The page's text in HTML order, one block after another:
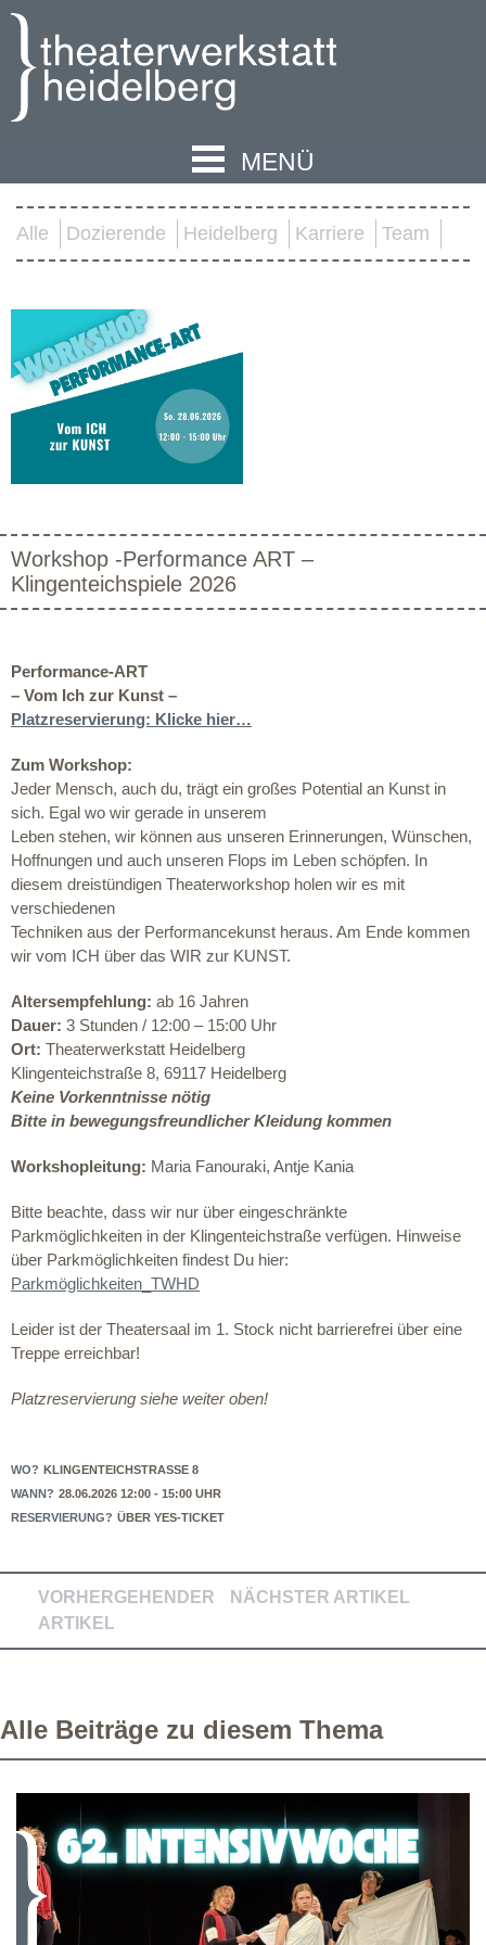
MENÜ
Alle Dozierende Heidelberg Karriere Team
Workshop -Performance ART –
Klingenteichspiele 2026
Performance-ART
– Vom Ich zur Kunst –
Platzreservierung: Klicke hier…
Zum Workshop:
Jeder Mensch, auch du, trägt ein großes Potential an Kunst in
sich. Egal wo wir gerade in unserem
Leben stehen, wir können aus unseren Erinnerungen, Wünschen,
Hoffnungen und auch unseren Flops im Leben schöpfen. In
diesem dreistündigen Theaterworkshop holen wir es mit
verschiedenen
Techniken aus der Performancekunst heraus. Am Ende kommen
wir vom ICH über das WIR zur KUNST.
Altersempfehlung: ab 16 Jahren
Dauer: 3 Stunden / 12:00 – 15:00 Uhr
Ort: Theaterwerkstatt Heidelberg
Klingenteichstraße 8, 69117 Heidelberg
Keine Vorkenntnisse nötig
Bitte in bewegungsfreundlicher Kleidung kommen
Workshopleitung: Maria Fanouraki, Antje Kania
Bitte beachte, dass wir nur über eingeschränkte
Parkmöglichkeiten in der Klingenteichstraße verfügen. Hinweise
über Parkmöglichkeiten findest Du hier:
Parkmöglichkeiten_TWHD
Leider ist der Theatersaal im 1. Stock nicht barrierefrei über eine
Treppe erreichbar!
Platzreservierung siehe weiter oben!
WO? KLINGENTEICHSTRASSE 8
WANN? 28.06.2026 12:00 - 15:00 UHR
RESERVIERUNG? ÜBER YES-TICKET
VORHERGEHENDER
ARTIKEL
NÄCHSTER ARTIKEL
Alle Beiträge zu diesem Thema